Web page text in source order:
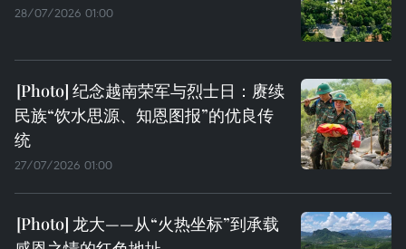
28/07/2026 01:00
纪念越南荣军与烈士日：赓续
民族“饮水思源、知恩图报”的优良传
统
27/07/2026 01:00
龙大——从“火热坐标”到承载